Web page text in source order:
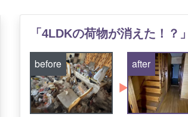
before after